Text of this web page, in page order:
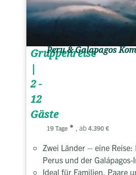
Gruppenreise
|
2 -
12
Gäste
Peru & Galapagos
19 Tage , ab 4.390 €
Zwei Länder – eine
Perus und der Galápagos-
Ideal für Familien, Paare